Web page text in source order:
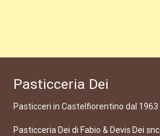
Pasticceria Dei
Pasticceri in Castelfiorentino dal 1963
Pasticceria Dei di Fabio & Devis Dei snc